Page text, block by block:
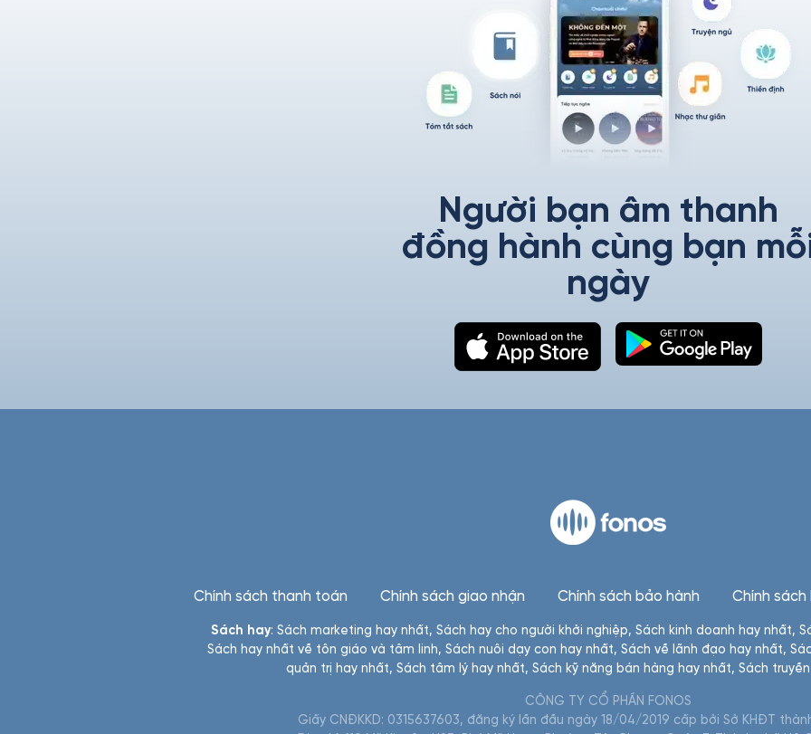
Người bạn âm thanh
đồng hành cùng bạn
ngày
Chính sách thanh toán Chính sách giao nhận Chính sách bảo hành Chính
Sách hay: Sách marketing hay nhất, Sách hay cho người khởi nghiệp, Sách kinh doanh hay nhất,
Sách hay nhất về tôn giáo và tâm linh, Sách nuôi dạy con hay nhất, Sách về lãnh đạo hay nhất,
quản trị hay nhất, Sách tâm lý hay nhất, Sách kỹ năng bán hàng hay nhất, Sách
CÔNG TY CỔ PHẦN FONOS
Giấy CNĐKKD: 0315637603, đăng ký lần đầu ngày 18/04/2019 cấp bởi Sở KHĐT